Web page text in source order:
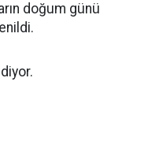
doğum günü